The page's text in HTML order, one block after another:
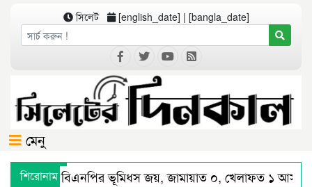
সিলেট [english_date] | [bangla_date]
মেনু
শিরোনামবিএনপির ভূমিধস জয়, জামায়াত ০, খেলাফত ১ আসনে